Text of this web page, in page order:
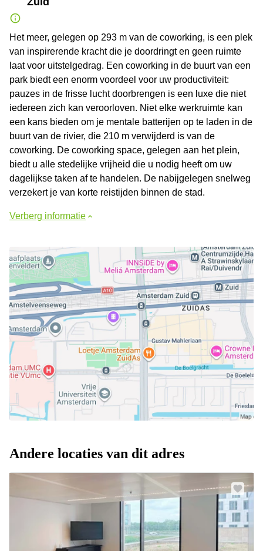
Het meer, gelegen op 293 m van de coworking, is een plek
van inspirerende kracht die je doordringt en geen ruimte
laat voor uitstelgedrag. Een coworking in de buurt van een
park biedt een enorm voordeel voor uw productiviteit:
pauzes in de frisse lucht doorbrengen is een luxe die niet
iedereen zich kan veroorloven. Niet elke werkruimte kan
een kans bieden om je mentale batterijen op te laden in de
buurt van de rivier, die 210 m verwijderd is van de
coworking. De coworking space, gelegen aan het plein,
biedt u alle stedelijke vrijheid die u nodig heeft om uw
dagelijkse taken af te handelen. De nabijgelegen snelweg
verzekert je van korte reistijden binnen de stad.
Verberg informatie
Andere locaties van dit adres